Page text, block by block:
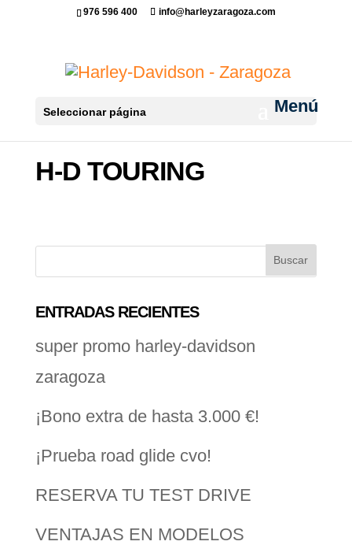
976 596 400 info@harleyzaragoza.com
Seleccionar página
H-D TOURING
ENTRADAS RECIENTES
super promo harley-davidson
zaragoza
¡Bono extra de hasta 3.000 €!
¡Prueba road glide cvo!
RESERVA TU TEST DRIVE
VENTAJAS EN MODELOS